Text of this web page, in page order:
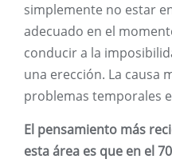
simplemente no estar
adecuado en el
conducir a la
una erección. La causa
problemas temporales
El pensamiento más
esta área es que en el